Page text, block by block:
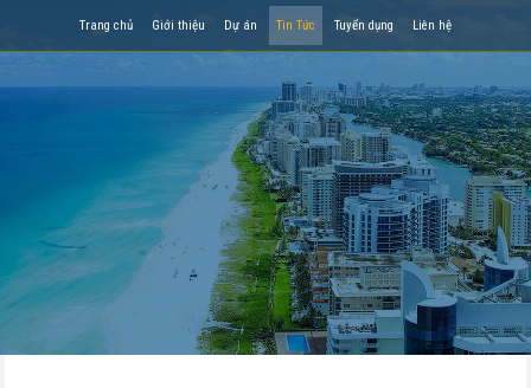
Trang chủ Giới thiệu Dự án Tin Tức Tuyển dụng Liên hệ